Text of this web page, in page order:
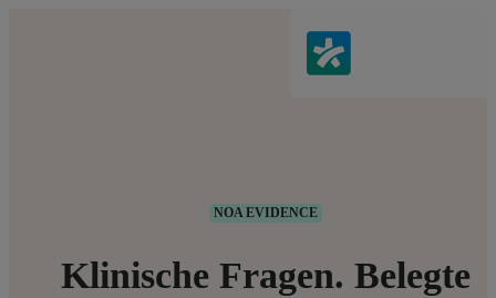
NOA EVIDENCE
Klinische Fragen. Belegte